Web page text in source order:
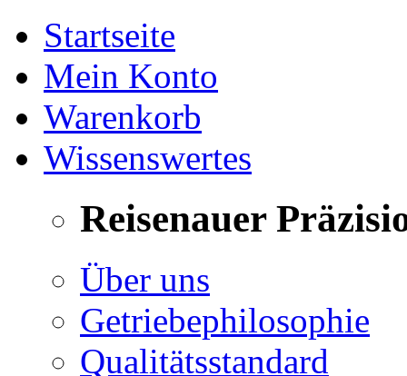
Startseite
Mein Konto
Warenkorb
Wissenswertes
Reisenauer
Über uns
Getriebephilosophie
Qualitätsstandard